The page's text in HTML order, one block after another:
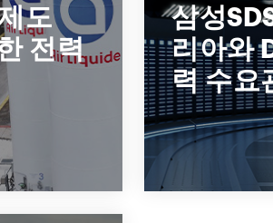
도
전력
고객 사례
삼성
리아와
력 수요
전력수요반응
효율과 전력 안
케이스스터디